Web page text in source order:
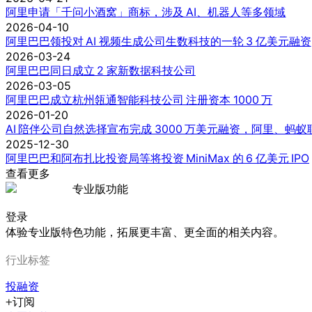
阿里申请「千问小酒窝」商标，涉及 AI、机器人等多领域
2026-04-10
阿里巴巴领投对 AI 视频生成公司生数科技的一轮 3 亿美元融资
2026-03-24
阿里巴巴同日成立 2 家新数据科技公司
2026-03-05
阿里巴巴成立杭州瓴通智能科技公司 注册资本 1000 万
2026-01-20
AI 陪伴公司自然选择宣布完成 3000 万美元融资，阿里、蚂蚁
2025-12-30
阿里巴巴和阿布扎比投资局等将投资 MiniMax 的 6 亿美元 IPO
查看更多
专业版功能
登录
体验专业版特色功能，拓展更丰富、更全面的相关内容。
行业标签
投融资
订阅